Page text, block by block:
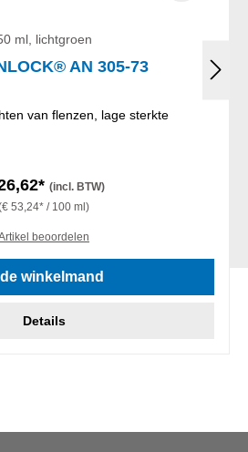
ml, lichtgroen
AN 305-73
van flenzen, lage sterkte
(incl. BTW)
53,24* / 100 ml)
beoordelen
de winkelmand
Details